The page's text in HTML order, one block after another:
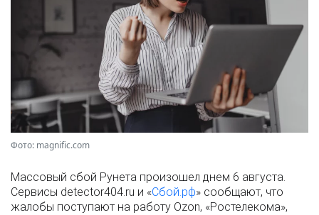
Фото: magnific.com
Массовый сбой Рунета произошел днем 6 августа.
Сервисы detector404.ru и «Сбой.рф» сообщают, что
жалобы поступают на работу Ozon, «Ростелекома»,